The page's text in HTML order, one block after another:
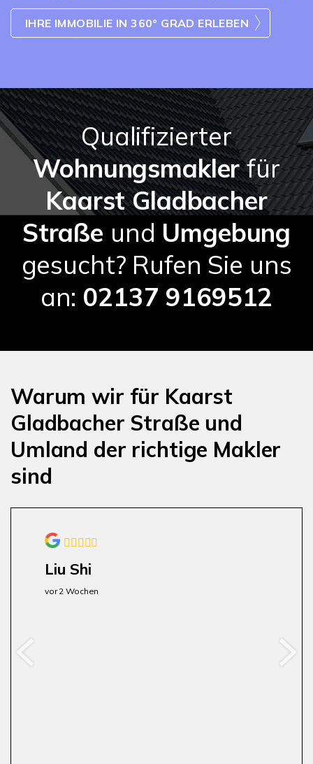
IHRE IMMOBILIE IN 360° GRAD ERLEBEN
Qualifizierter
Wohnungsmaklerfür
Kaarst Gladbacher
Straße und Umgebung
gesucht? Rufen Sie uns
an: 02137 9169512
Warum wir für Kaarst
Gladbacher Straße und
Umland der richtige Makler
sind
Liu Shi
vor 2 Wochen